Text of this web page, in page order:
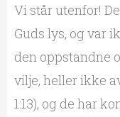
Vi står utenfor!
Guds lys, og var
den oppstandne
vilje, heller ikke
1:13), og de har